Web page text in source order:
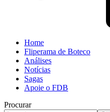
Home
Fliperama de Boteco
Análises
Notícias
Sagas
Apoie o FDB
Procurar